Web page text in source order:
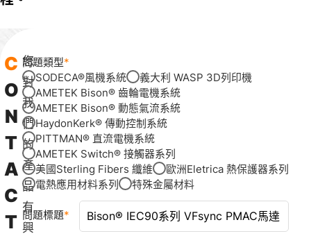
C
O
N
T
A
C
T
您
對
我
們
的
產
品
有
興
問題類型
SODECA®風機系統
義大利 WASP 3D列印機
AMETEK Bison® 齒輪電機系統
AMETEK Bison® 動態氣流系統
HaydonKerk® 傳動控制系統
PITTMAN® 直流電機系統
AMETEK Switch® 接觸器系列
美國Sterling Fibers 纖維
歐洲Eletrica 熱保護器系列
電熱應用材料系列
特殊金屬材料
問題標題